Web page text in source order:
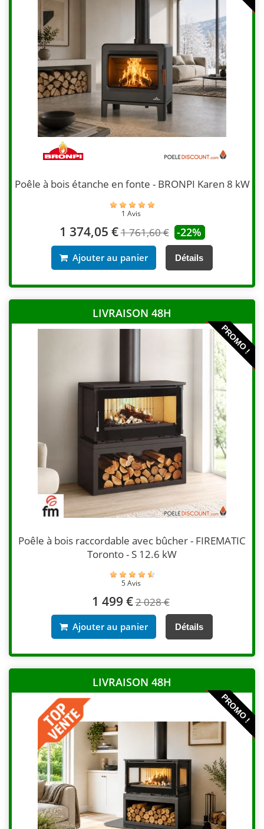
Poêle à bois étanche en fonte - BRONPI Karen 8 kW
1 Avis
1 374,05 €1 761,60 € -22%
Ajouter au panier Détails
LIVRAISON 48H
PROMO !
Poêle à bois raccordable avec bûcher - FIREMATIC
Toronto - S 12.6 kW
5 Avis
1 499 €2 028 €
Ajouter au panier Détails
LIVRAISON 48H
PROMO !